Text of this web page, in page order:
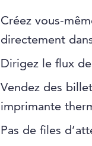
Créez vous-
directement
Dirigez le flux
Vendez des
imprimante
Pas de files